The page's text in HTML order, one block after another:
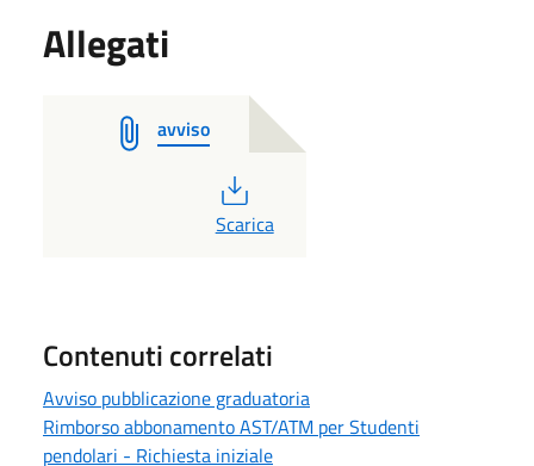
Allegati
avviso
PDF
Scarica
Contenuti correlati
Avviso pubblicazione graduatoria
Rimborso abbonamento AST/ATM per Studenti
pendolari - Richiesta iniziale